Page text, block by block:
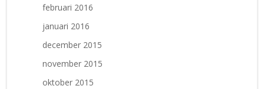
februari 2016
januari 2016
december 2015
november 2015
oktober 2015